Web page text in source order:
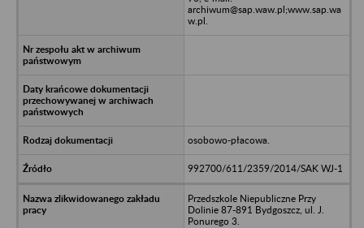
archiwum@sap.waw.pl;www.sap.wa
w.pl.
osobowo-płacowa.
992700/611/2359/2014/SAK WJ-1
Przedszkole Niepubliczne Przy
Dolinie 87-891 Bydgoszcz, ul. J.
Ponurego 3.